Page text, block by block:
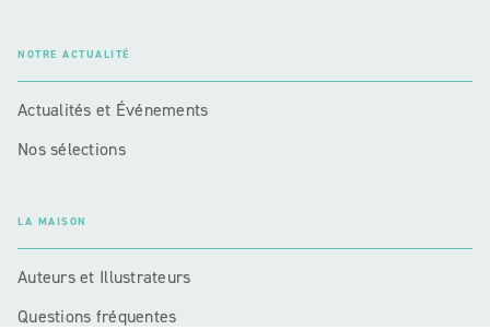
NOTRE ACTUALITÉ
Actualités et Événements
Nos sélections
LA MAISON
Auteurs et Illustrateurs
Questions fréquentes